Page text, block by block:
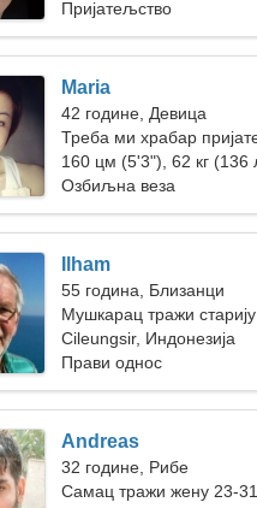
Пријатељство
Maria
42 године, Девица
Треба ми храбар
160 цм (5'3"), 62 кг (136
Озбиљна веза
Ilham
55 година, Близанци
Мушкарац тражи
Cileungsir, Индонезија
Прави однос
Andreas
32 године, Рибе
Самац тражи жену 23-31